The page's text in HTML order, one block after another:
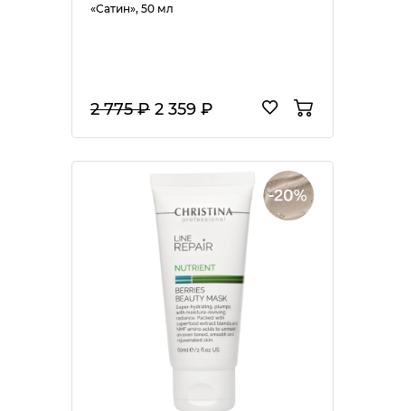
«Сатин», 50 мл
2 775 ₽ 2 359 ₽